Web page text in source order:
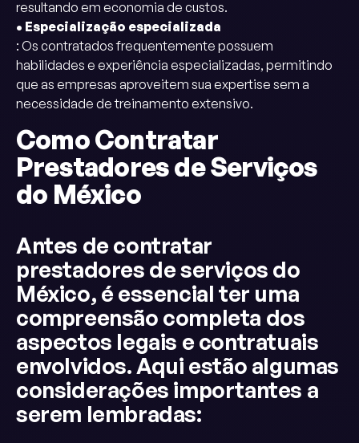
resultando em economia de custos.
• Especialização especializada
: Os contratados frequentemente possuem
habilidades e experiência especializadas, permitindo
que as empresas aproveitem sua expertise sem a
necessidade de treinamento extensivo.
Como Contratar
Prestadores de Serviços
do México
Antes de contratar
prestadores de serviços do
México, é essencial ter uma
compreensão completa dos
aspectos legais e contratuais
envolvidos. Aqui estão algumas
considerações importantes a
serem lembradas: